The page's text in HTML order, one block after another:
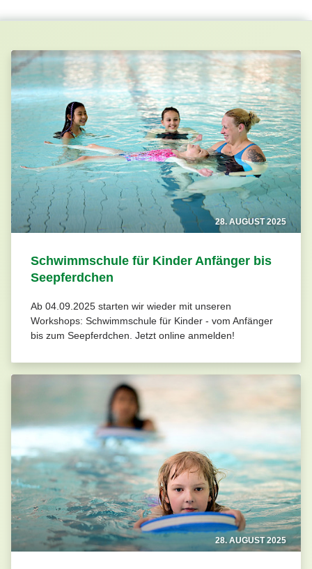
28. AUGUST 2025
Schwimmschule für Kinder Anfänger bis
Seepferdchen
Ab 04.09.2025 starten wir wieder mit unseren
Workshops: Schwimmschule für Kinder - vom Anfänger
bis zum Seepferdchen. Jetzt online anmelden!
28. AUGUST 2025